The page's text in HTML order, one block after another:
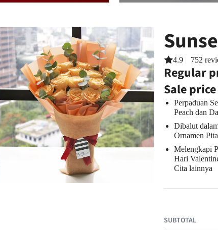
4.9 | 752
Regular
Sale price
Perpaduan
Peach dan
Dibalut
Ornamen
Melengkapi
Hari
Cita lainnya
SUBTOTAL